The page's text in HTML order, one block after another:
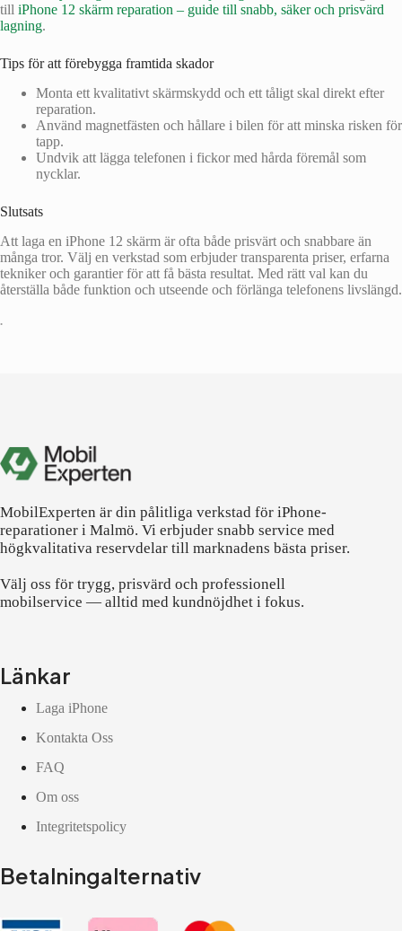
till iPhone 12 skärm reparation – guide till snabb, säker och prisvärd
lagning.
Tips för att förebygga framtida skador
Monta ett kvalitativt skärmskydd och ett tåligt skal direkt efter
reparation.
Använd magnetfästen och hållare i bilen för att minska risken för
tapp.
Undvik att lägga telefonen i fickor med hårda föremål som
nycklar.
Slutsats
Att laga en iPhone 12 skärm är ofta både prisvärt och snabbare än
många tror. Välj en verkstad som erbjuder transparenta priser, erfarna
tekniker och garantier för att få bästa resultat. Med rätt val kan du
återställa både funktion och utseende och förlänga telefonens livslängd.
•
MobilExperten är din pålitliga verkstad för iPhone-
reparationer i Malmö. Vi erbjuder snabb service med
högkvalitativa reservdelar till marknadens bästa priser.
Välj oss för trygg, prisvärd och professionell
mobilservice — alltid med kundnöjdhet i fokus.
Länkar
Laga iPhone
Kontakta Oss
FAQ
Om oss
Integritetspolicy
Betalningalternativ